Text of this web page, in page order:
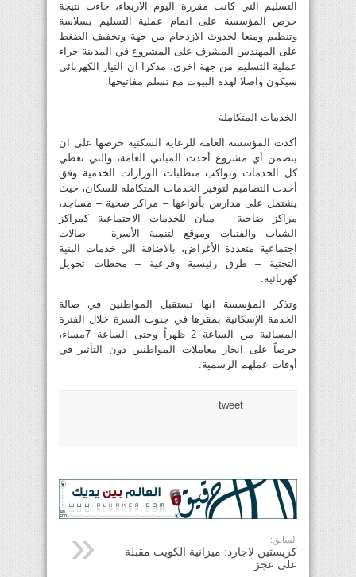
التسليم التي كانت مقررة اليوم الاربعاء، جاءت نتيجة
حرص المؤسسة على اتمام عملية التسليم بسلاسة
وتنظيم ومنعا لحدوث الازدحام من جهة وتخفيف الضغط
على المهندس المشرف على المشروع في المدينة جراء
عملية التسليم من جهة اخرى، مذكرا ان التيار الكهربائي
سيكون واصلا لهذه البيوت مع تسلم مفاتيحها.
الخدمات المتكاملة
أكدت المؤسسة العامة للرعاية السكنية حرصها على ان
يتضمن أي مشروع أحدث المباني العامة، والتي تغطي
كل الخدمات وتواكب متطلبات الوزارات الخدمية وفق
أحدث التصاميم لتوفير الخدمات المتكامله للسكان، حيث
يشتمل على مدارس بأنواعها – مراكز صحية – مساجد،
مراكز ضاحية – مبان للخدمات الاجتماعية كمراكز
الشباب والفتيات وموقع لتنمية الأسرة – صالات
اجتماعية متعددة الأغراض، بالاضافة الى خدمات البنية
التحتية – طرق رئيسية وفرعية – محطات تحويل
كهربائية.
وتذكر المؤسسة انها تستقبل المواطنين في صالة
الخدمة الإسكانية بمقرها في جنوب السرة خلال الفترة
المسائية من الساعة 2 ظهراً وحتى الساعة 7مساء،
حرصاً على انجاز معاملات المواطنين دون التأثير في
أوقات عملهم الرسمية.
tweet
السابق:
كريستين لاجارد: ميزانية الكويت مقبلة
على عجز